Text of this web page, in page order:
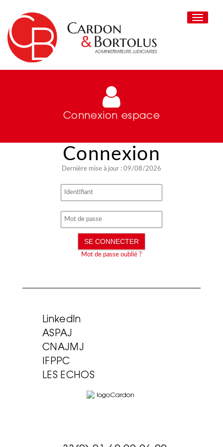
Toggle
Connexion espace
Dernière mise à jour : 09/08/2026
Mot de passe oublié ?
LinkedIn
ASPAJ
CNAJMJ
IFPPC
LES ECHOS